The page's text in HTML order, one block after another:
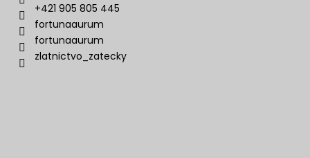
+421 905 805 445
fortunaaurum
fortunaaurum
zlatnictvo_zatecky